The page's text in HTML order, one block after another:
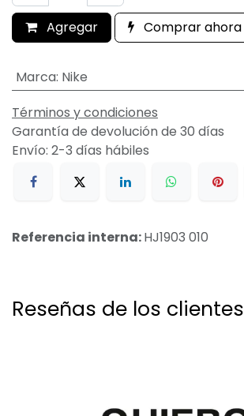
Agregar Comprar ahora
Marca: Nike
Términos y condiciones
Garantía de devolución de 30 días
Envío: 2-3 días hábiles
Referencia interna:HJ1903 010
Reseñas de los clientes